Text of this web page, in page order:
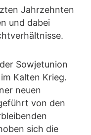
Jahrzehnten
und dabei
Sowjetunion
Kalten Krieg.
neuen
von den
sich die